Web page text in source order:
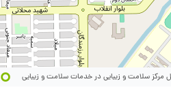
مرکز سلامت و زیبایی در خدمات سلامت و زیبایی